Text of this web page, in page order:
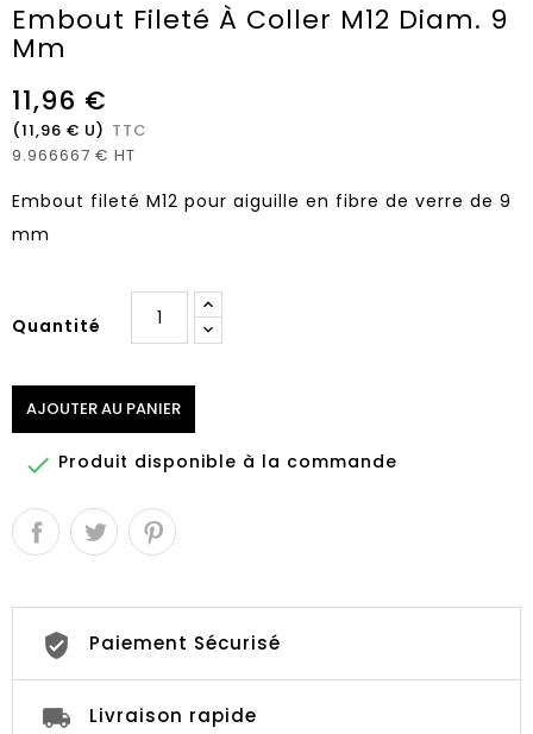
Embout Fileté À Coller M12 Diam. 9
Mm
11,96 €
(11,96 € U) TTC
9.966667 € HT
Embout fileté M12 pour aiguille en fibre de verre de 9
mm
Quantité
AJOUTER AU PANIER
 Produit disponible à la commande
Paiement Sécurisé
Livraison rapide